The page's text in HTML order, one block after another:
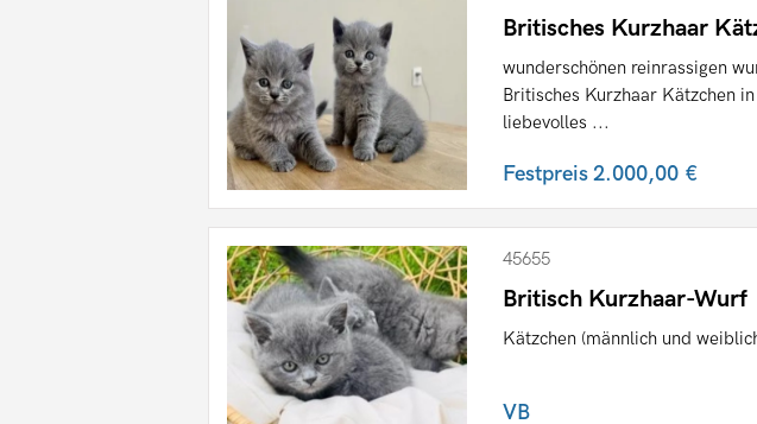
Britisches Kurzhaar
wunderschönen reinrassigen
Britisches Kurzhaar Kätzchen
liebevolles ...
Festpreis2.000,00 €
45655
Britisch Kurzhaar-Wurf
Kätzchen (männlich und
VB